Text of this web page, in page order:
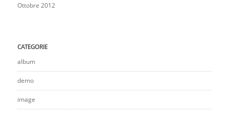
Ottobre 2012
CATEGORIE
album
demo
image